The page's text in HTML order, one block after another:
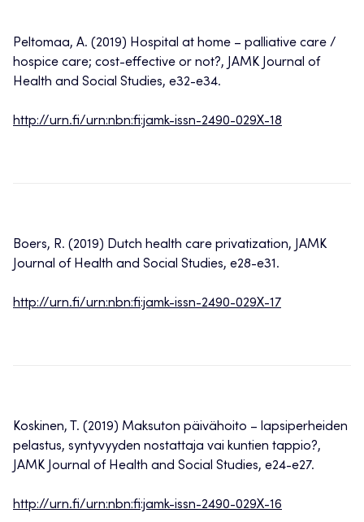
Peltomaa, A. (2019) Hospital at home – palliative care /
hospice care; cost-effective or not?, JAMK Journal of
Health and Social Studies, e32-e34.
http://urn.fi/urn:nbn:fi:jamk-issn-2490-029X-18
Boers, R. (2019) Dutch health care privatization, JAMK
Journal of Health and Social Studies, e28-e31.
http://urn.fi/urn:nbn:fi:jamk-issn-2490-029X-17
Koskinen, T. (2019) Maksuton päivähoito – lapsiperheiden
pelastus, syntyvyyden nostattaja vai kuntien tappio?,
JAMK Journal of Health and Social Studies, e24-e27.
http://urn.fi/urn:nbn:fi:jamk-issn-2490-029X-16